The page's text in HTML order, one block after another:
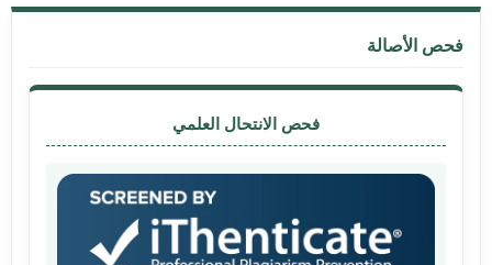
فحص الأصالة
فحص الانتحال العلمي